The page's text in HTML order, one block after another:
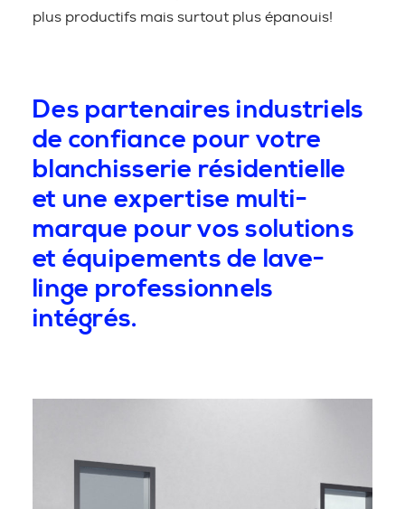
plus productifs mais surtout plus épanouis!
Des partenaires industriels
de confiance pour votre
blanchisserie résidentielle
et une expertise multi-
marque pour vos solutions
et équipements de lave-
linge professionnels
intégrés.